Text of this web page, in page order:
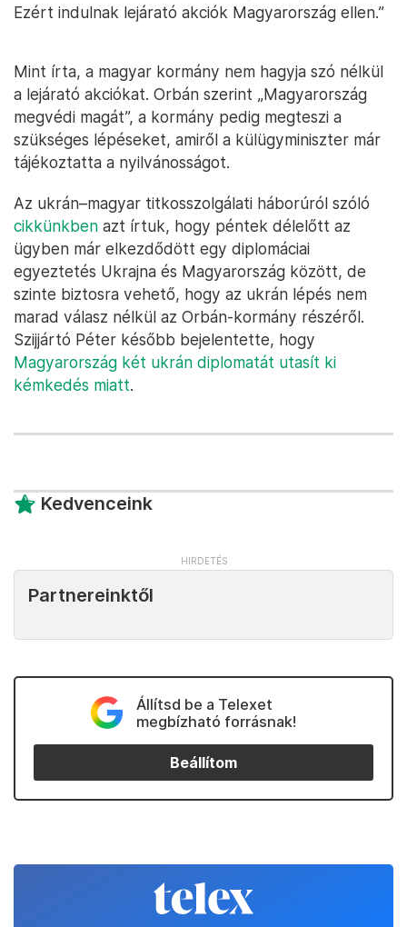
Ezért indulnak lejárató akciók Magyarország ellen.”
Mint írta, a magyar kormány nem hagyja szó nélkül
a lejárató akciókat. Orbán szerint „Magyarország
megvédi magát”, a kormány pedig megteszi a
szükséges lépéseket, amiről a külügyminiszter már
tájékoztatta a nyilvánosságot.
Az ukrán–magyar titkosszolgálati háborúról szóló
cikkünkben azt írtuk, hogy péntek délelőtt az
ügyben már elkezdődött egy diplomáciai
egyeztetés Ukrajna és Magyarország között, de
szinte biztosra vehető, hogy az ukrán lépés nem
marad válasz nélkül az Orbán-kormány részéről.
Szijjártó Péter később bejelentette, hogy
Magyarország két ukrán diplomatát utasít ki
kémkedés miatt.
Kedvenceink
Partnereinktől
Állítsd be a Telexet
megbízható forrásnak!
Beállítom